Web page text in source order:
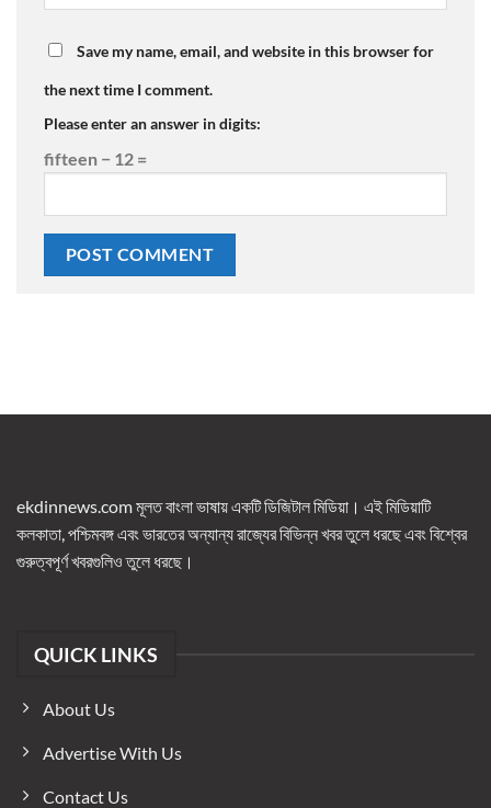
Save my name, email, and website in this browser for
the next time I comment.
Please enter an answer in digits:
fifteen − 12 =
ekdinnews.com মূলত বাংলা ভাষায় একটি ডিজিটাল মিডিয়া। এই মিডিয়াটি
কলকাতা, পশ্চিমবঙ্গ এবং ভারতের অন্যান্য রাজ্যের বিভিন্ন খবর তুলে ধরছে এবং বিশ্বের
গুরুত্বপূর্ণ খবরগুলিও তুলে ধরছে।
QUICK LINKS
About Us
Advertise With Us
Contact Us